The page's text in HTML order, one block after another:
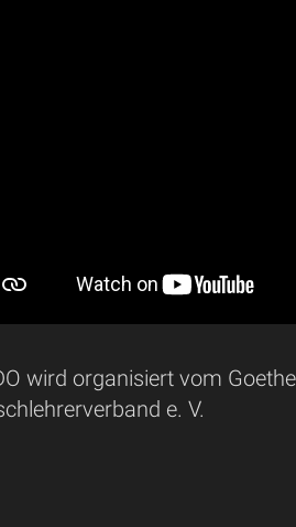
wird organisiert vom
e. V.